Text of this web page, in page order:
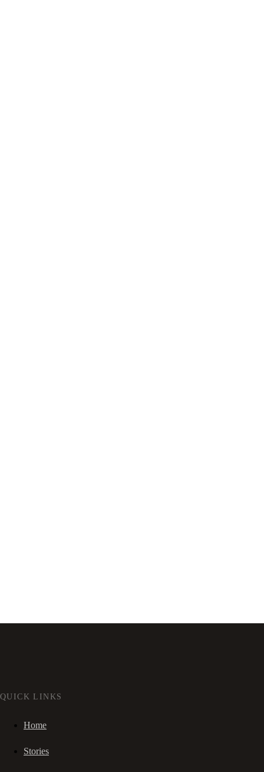
QUICK LINKS
Home
Stories